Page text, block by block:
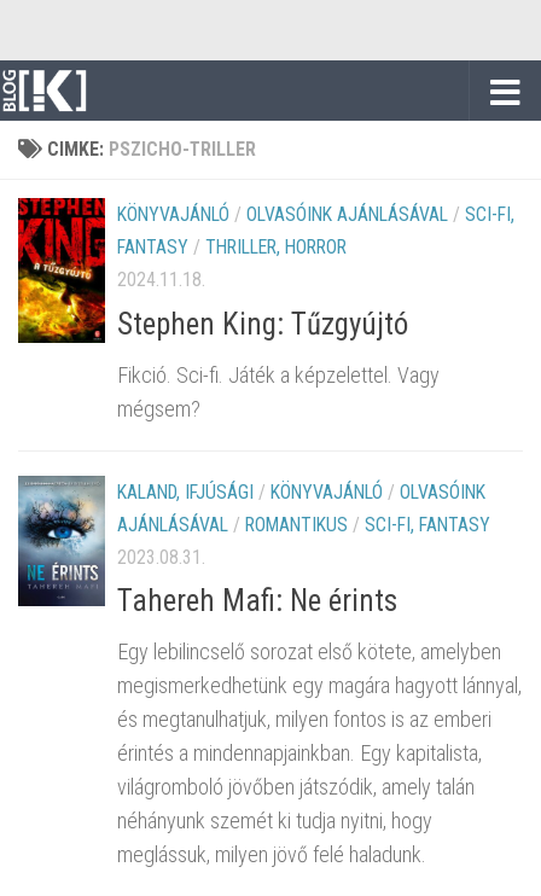
CIMKE: PSZICHO-TRILLER
KÖNYVAJÁNLÓ / OLVASÓINK AJÁNLÁSÁVAL / SCI-FI,
FANTASY / THRILLER, HORROR
2024.11.18.
Stephen King: Tűzgyújtó
Fikció. Sci-fi. Játék a képzelettel. Vagy
mégsem?
KALAND, IFJÚSÁGI / KÖNYVAJÁNLÓ / OLVASÓINK
AJÁNLÁSÁVAL / ROMANTIKUS / SCI-FI, FANTASY
2023.08.31.
Tahereh Mafi: Ne érints
Egy lebilincselő sorozat első kötete, amelyben
megismerkedhetünk egy magára hagyott lánnyal,
és megtanulhatjuk, milyen fontos is az emberi
érintés a mindennapjainkban. Egy kapitalista,
világromboló jövőben játszódik, amely talán
néhányunk szemét ki tudja nyitni, hogy
meglássuk, milyen jövő felé haladunk.